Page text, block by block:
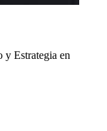
y Estrategia en